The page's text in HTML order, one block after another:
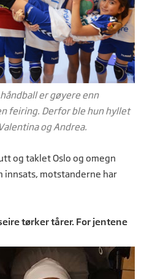
håndball er gøyere enn
feiring. Derfor ble hun hyllet
og Andrea.
og taklet Oslo og omegn
innsats, motstanderne har
tørker tårer. For jentene